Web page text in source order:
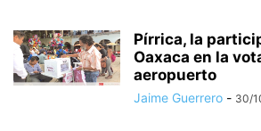
Pírrica, la
Oaxaca en la
aeropuerto
Jaime Guerrero - 30/